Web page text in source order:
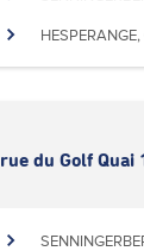
du Golf Quai